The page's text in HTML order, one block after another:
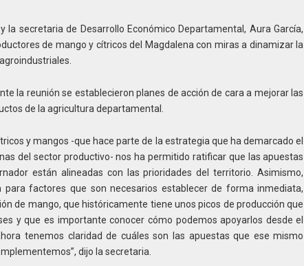
la secretaria de Desarrollo Económico Departamental, Aura García,
de mango y cítricos del Magdalena con miras a dinamizar la
la reunión se establecieron planes de acción de cara a mejorar las
de la agricultura departamental.
y mangos -que hace parte de la estrategia que ha demarcado el
del sector productivo- nos ha permitido ratificar que las apuestas
están alineadas con las prioridades del territorio. Asimismo,
para factores que son necesarios establecer de forma inmediata,
de mango, que históricamente tiene unos picos de producción que
y que es importante conocer cómo podemos apoyarlos desde el
tenemos claridad de cuáles son las apuestas que ese mismo
dijo la secretaria.